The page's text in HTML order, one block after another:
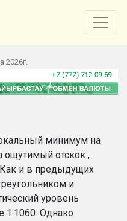
2026г.
минимум на
ощутимый отскок ,
и в предыдущих
и
уровень
1.1060. Однако